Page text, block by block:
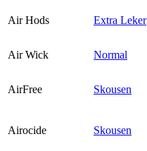
Air Hods Extra Leker
Air Wick
Normal
AirFree Skousen
Airocide Skousen